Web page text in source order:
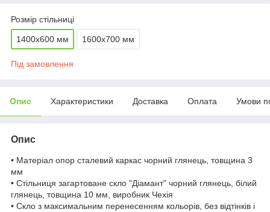
Розмір стільниці
1400х600 мм 1600х700 мм
Під замовлення
Опис Характеристики Доставка Оплата Умови
Опис
• Матеріал опор сталевий каркас чорний глянець, товщина 3
мм
• Стільниця загартоване скло "Діамант" чорний глянець, білий
глянець, товщина 10 мм, виробник Чехія
• Скло з максимальним перенесенням кольорів, без відтінків і